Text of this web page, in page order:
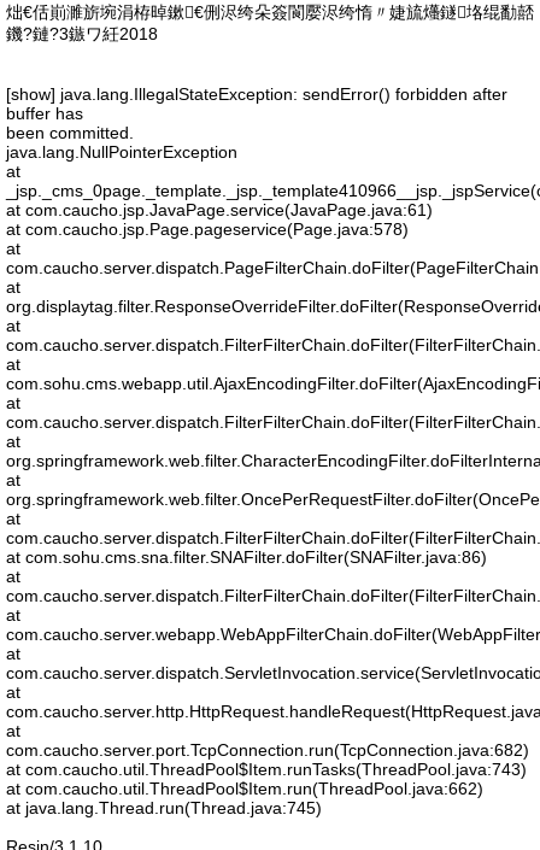
炪€佸崱濉旂埦涓栫晫鏉€侀浕绔朵簽閬嬮浕绔惰〃婕旈爡鐩垎绲勫嚭
鐖?鏈?3鏃ワ紝2018
[show] java.lang.IllegalStateException: sendError() forbidden after
buffer has
been committed.
java.lang.NullPointerException
at
at com.caucho.jsp.JavaPage.service(JavaPage.java:61)
at com.caucho.jsp.Page.pageservice(Page.java:578)
at
at
at
at
at
at
at
at
at com.sohu.cms.sna.filter.SNAFilter.doFilter(SNAFilter.java:86)
at
at
at
at
at
com.caucho.server.port.TcpConnection.run(TcpConnection.java:682)
at com.caucho.util.ThreadPool$Item.runTasks(ThreadPool.java:743)
at com.caucho.util.ThreadPool$Item.run(ThreadPool.java:662)
at java.lang.Thread.run(Thread.java:745)